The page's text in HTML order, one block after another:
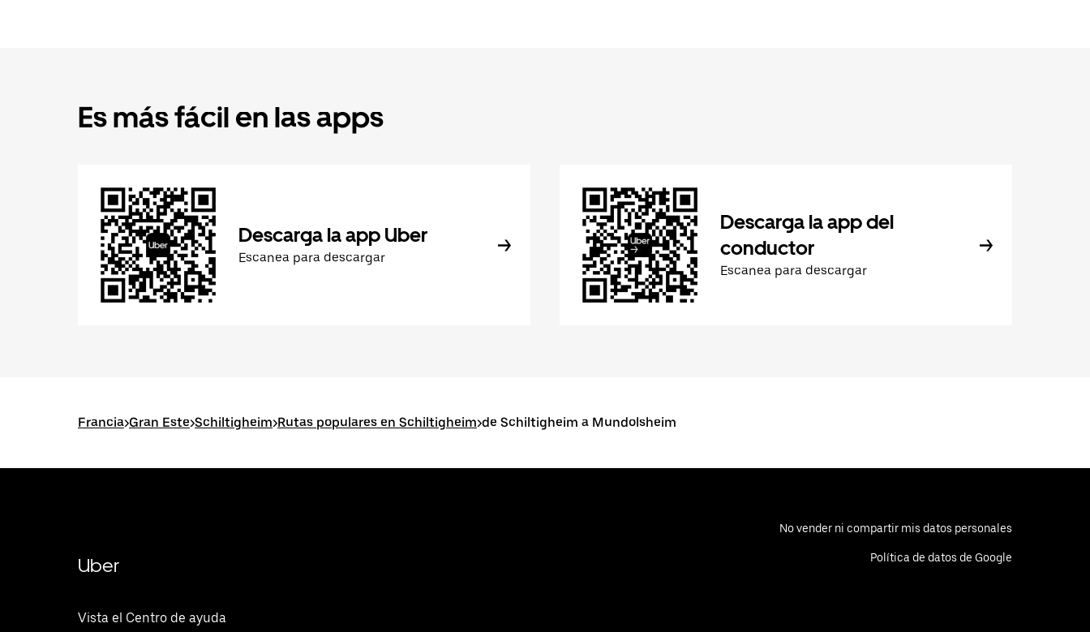
Es más fácil en las apps
Descarga la app Uber
Escanea para descargar
Descarga la app del
conductor
Escanea para descargar
Francia>Gran Este>Schiltigheim>Rutas populares en Schiltigheim>de Schiltigheim a Mundolsheim
Uber
Vista el Centro de ayuda
No vender ni compartir mis datos personales
Política de datos de Google